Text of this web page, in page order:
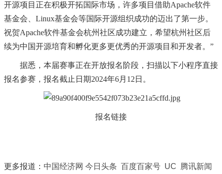
开源项目正在积极开拓国际市场，许多项目借助Apache软件
基金会、Linux基金会等国际开源组织成功的迈出了第一步。
祝贺Apache软件基金会杭州社区成功建立，希望杭州社区后
续为中国开源培育和孵化更多更优秀的开源项目和开发者。”
据悉，本届赛事正在开放报名阶段，扫描以下小程序直接
报名参赛，报名截止日期2024年6月12日。
报名链接
更多报道： 中国经济网 今日头条 百度百家号 UC 腾讯新闻